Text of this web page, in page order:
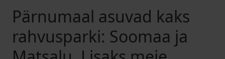
Pärnumaal asuvad kaks
rahvusparki: Soomaa ja